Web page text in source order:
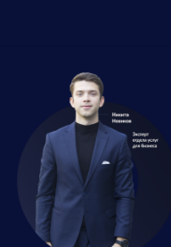
номер телефона и мы
отправить я
Политику